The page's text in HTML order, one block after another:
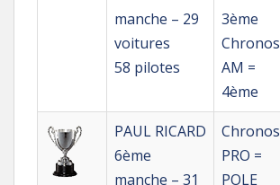
manche – 29
voitures
58 pilotes
3ème
Chronos
AM =
4ème
PAUL RICARD
6ème
manche – 31
Chronos
PRO =
POLE